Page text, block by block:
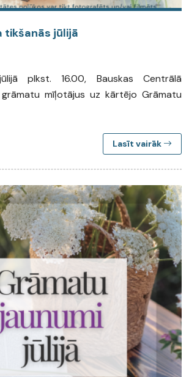
tikšanās jūlijā
plkst. 16.00, Bauskas Centrālā
mīļotājus uz kārtējo Grāmatu
Lasīt vairāk